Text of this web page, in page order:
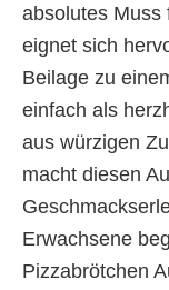
absolutes Muss
eignet sich
Beilage zu
einfach als
aus würzigen
macht diesen
Erwachsene
Pizzabrötchen